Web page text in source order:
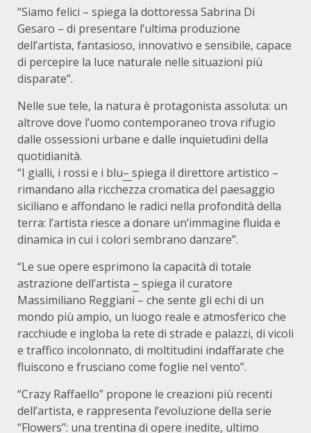
“Siamo felici – spiega la dottoressa Sabrina Di
Gesaro – di presentare l’ultima produzione
dell’artista, fantasioso, innovativo e sensibile, capace
di percepire la luce naturale nelle situazioni più
disparate”.
Nelle sue tele, la natura è protagonista assoluta: un
altrove dove l’uomo contemporaneo trova rifugio
dalle ossessioni urbane e dalle inquietudini della
quotidianità.
“I gialli, i rossi e i blu– spiega il direttore artistico –
rimandano alla ricchezza cromatica del paesaggio
siciliano e affondano le radici nella profondità della
terra: l’artista riesce a donare un’immagine fluida e
dinamica in cui i colori sembrano danzare”.
“Le sue opere esprimono la capacità di totale
astrazione dell’artista – spiega il curatore
Massimiliano Reggiani – che sente gli echi di un
mondo più ampio, un luogo reale e atmosferico che
racchiude e ingloba la rete di strade e palazzi, di vicoli
e traffico incolonnato, di moltitudini indaffarate che
fluiscono e frusciano come foglie nel vento”.
“Crazy Raffaello” propone le creazioni più recenti
dell’artista, e rappresenta l’evoluzione della serie
“Flowers”: una trentina di opere inedite, ultimo